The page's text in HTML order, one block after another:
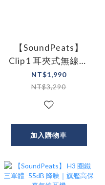
【SoundPeats】
Clip1 耳夾式無線藍
牙耳機
NT$1,990
NT$3,290
加入購物車